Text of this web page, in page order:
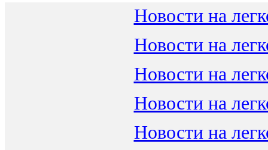
Новости на
Новости на
Новости на
Новости на
Новости на